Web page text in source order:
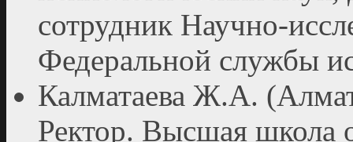
сотрудник Научно-
Федеральной службы
Калматаева Ж.А.
Ректор. Высшая школа